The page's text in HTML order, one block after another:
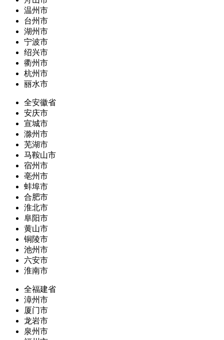
温州市
台州市
湖州市
宁波市
绍兴市
衢州市
杭州市
丽水市
全安徽省
安庆市
宣城市
滁州市
芜湖市
马鞍山市
宿州市
亳州市
蚌埠市
合肥市
淮北市
阜阳市
黄山市
铜陵市
池州市
六安市
淮南市
全福建省
漳州市
厦门市
龙岩市
泉州市